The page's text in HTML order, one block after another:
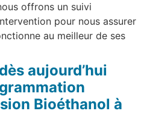
offrons un suivi
pour nous assurer
au meilleur de ses
aujourd’hui
Bioéthanol à